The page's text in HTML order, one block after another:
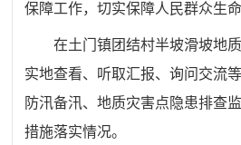
保障工作，切实保障人民群众生命
在土门镇团结村半坡滑坡地
实地查看、听取汇报、询问交流
防汛备汛、地质灾害点隐患排查
措施落实情况。